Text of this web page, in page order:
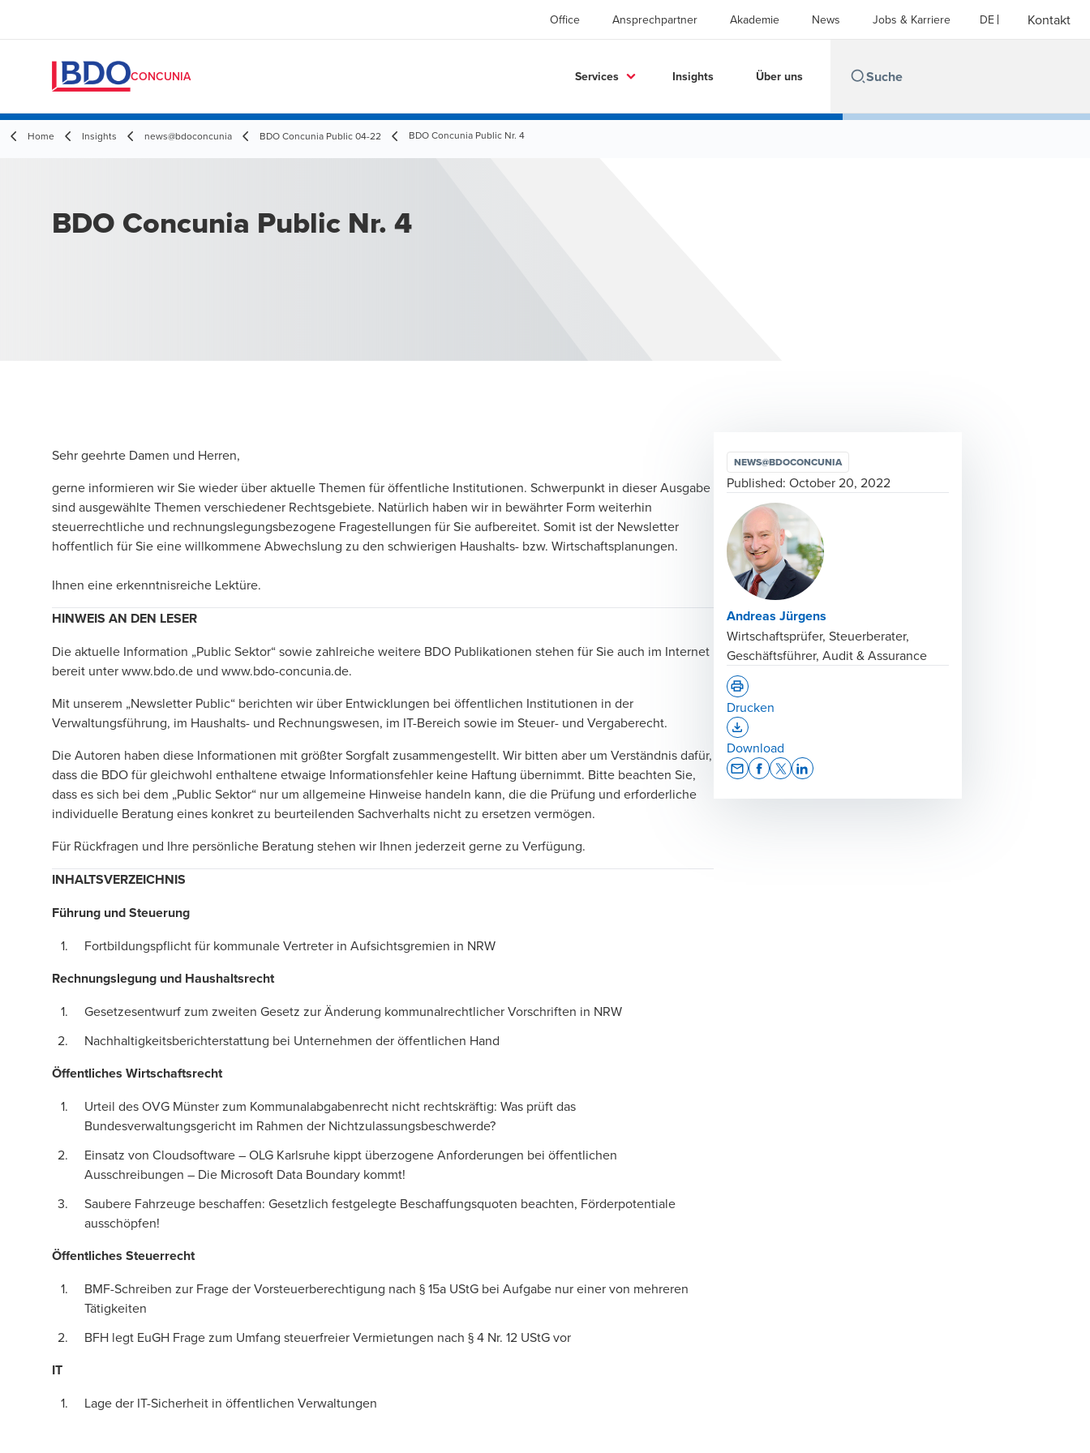
Office Ansprechpartner Akademie News Jobs & Karriere DE Kontakt
CONCUNIA Services Insights Über uns
Home Insights news@bdoconcunia BDO Concunia Public 04-22 BDO Concunia Public Nr. 4
BDO Concunia Public Nr. 4
Sehr geehrte Damen und Herren,
gerne informieren wir Sie wieder über aktuelle Themen für öffentliche Institutionen. Schwerpunkt in dieser Ausgabe
sind ausgewählte Themen verschiedener Rechtsgebiete. Natürlich haben wir in bewährter Form weiterhin
steuerrechtliche und rechnungslegungsbezogene Fragestellungen für Sie aufbereitet. Somit ist der Newsletter
hoffentlich für Sie eine willkommene Abwechslung zu den schwierigen Haushalts- bzw. Wirtschaftsplanungen.
Ihnen eine erkenntnisreiche Lektüre.
HINWEIS AN DEN LESER
Die aktuelle Information „Public Sektor“ sowie zahlreiche weitere BDO Publikationen stehen für Sie auch im Internet
bereit unterwww.bdo.de und www.bdo-concunia.de.
Mit unserem „Newsletter Public“ berichten wir über Entwicklungen bei öffentlichen Institutionen in der
Verwaltungsführung, im Haushalts- und Rechnungswesen, im IT-Bereich sowie im Steuer- und Vergaberecht.
Die Autoren haben diese Informationen mit größter Sorgfalt zusammengestellt. Wir bitten aber um Verständnis dafür,
dass die BDO für gleichwohl enthaltene etwaige Informationsfehler keine Haftung übernimmt. Bitte beachten Sie,
dass es sich bei dem „Public Sektor“ nur um allgemeine Hinweise handeln kann, die die Prüfung und erforderliche
individuelle Beratung eines konkret zu beurteilenden Sachverhalts nicht zu ersetzen vermögen.
Für Rückfragen und Ihre persönliche Beratung stehen wir Ihnen jederzeit gerne zu Verfügung.
INHALTSVERZEICHNIS
Führung und Steuerung
Fortbildungspflicht für kommunale Vertreter in Aufsichtsgremien in NRW
Rechnungslegung und Haushaltsrecht
Gesetzesentwurf zum zweiten Gesetz zur Änderung kommunalrechtlicher Vorschriften in NRW
Nachhaltigkeitsberichterstattung bei Unternehmen der öffentlichen Hand
Öffentliches Wirtschaftsrecht
Urteil des OVG Münster zum Kommunalabgabenrecht nicht rechtskräftig: Was prüft das
Bundesverwaltungsgericht im Rahmen der Nichtzulassungsbeschwerde?
Einsatz von Cloudsoftware – OLG Karlsruhe kippt überzogene Anforderungen bei öffentlichen
Ausschreibungen – Die Microsoft Data Boundary kommt!
Saubere Fahrzeuge beschaffen: Gesetzlich festgelegte Beschaffungsquoten beachten, Förderpotentiale
ausschöpfen!
Öffentliches Steuerrecht
BMF-Schreiben zur Frage der Vorsteuerberechtigung nach § 15a UStG bei Aufgabe nur einer von mehreren
Tätigkeiten
BFH legt EuGH Frage zum Umfang steuerfreier Vermietungen nach § 4 Nr. 12 UStG vor
IT
Lage der IT-Sicherheit in öffentlichen Verwaltungen
NEWS@BDOCONCUNIA
Published: October 20, 2022
Andreas Jürgens
Wirtschaftsprüfer, Steuerberater,
Geschäftsführer, Audit & Assurance
Drucken
Download